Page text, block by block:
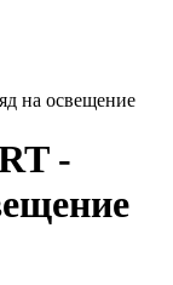
на освещение
-